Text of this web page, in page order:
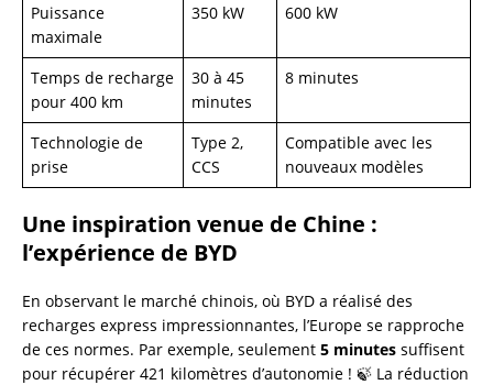
Puissance
maximale
350 kW 600 kW
Temps de recharge
pour 400 km
30 à 45
minutes
8 minutes
Technologie de
prise
Type 2,
CCS
Compatible avec les
nouveaux modèles
Une inspiration venue de Chine :
l’expérience de BYD
En observant le marché chinois, où BYD a réalisé des
recharges express impressionnantes, l’Europe se rapproche
de ces normes. Par exemple, seulement 5 minutes suffisent
pour récupérer 421 kilomètres d’autonomie ! 🍃 La réduction